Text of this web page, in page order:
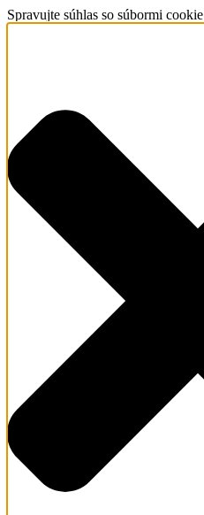
Spravujte súhlas so súbormi cookie